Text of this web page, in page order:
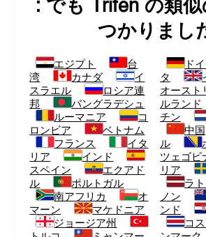
: でも Trifenの類似
つかりまし
エジプト
台
湾
カナダ
イ
スラエル
ロシア連
邦
バングラデシュ
ルーマニア
コ
ロンビア
ベトナム
フランス
イタ
リア
インド
スペイン
エクアド
ル
ポルトガル
南アフリカ
オ
マーン
マケドニア
ジョージア州
ド
タ
オースト
ルランド
チン
中国
ル
ツェゴビ
リア
ラ
ノン
ンド
コ